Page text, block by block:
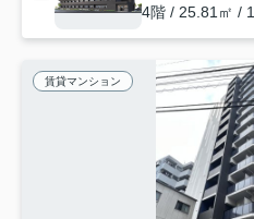
4階 / 25.81㎡ /
賃貸マンション